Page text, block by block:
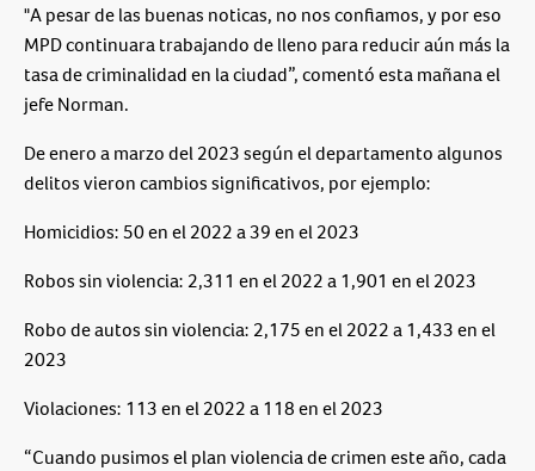
"A pesar de las buenas noticas, no nos confiamos, y por eso
MPD continuara trabajando de lleno para reducir aún más la
tasa de criminalidad en la ciudad”, comentó esta mañana el
jefe Norman.
De enero a marzo del 2023 según el departamento algunos
delitos vieron cambios significativos, por ejemplo:
Homicidios: 50 en el 2022 a 39 en el 2023
Robos sin violencia: 2,311 en el 2022 a 1,901 en el 2023
Robo de autos sin violencia: 2,175 en el 2022 a 1,433 en el
2023
Violaciones: 113 en el 2022 a 118 en el 2023
“Cuando pusimos el plan violencia de crimen este año, cada